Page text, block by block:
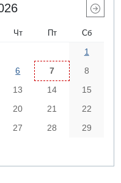
Чт Пт Сб
1
6 7
8
13 14
15
20 21
22
27 28
29